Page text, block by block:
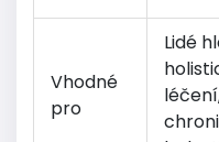
Vhodné
pro
Lidé